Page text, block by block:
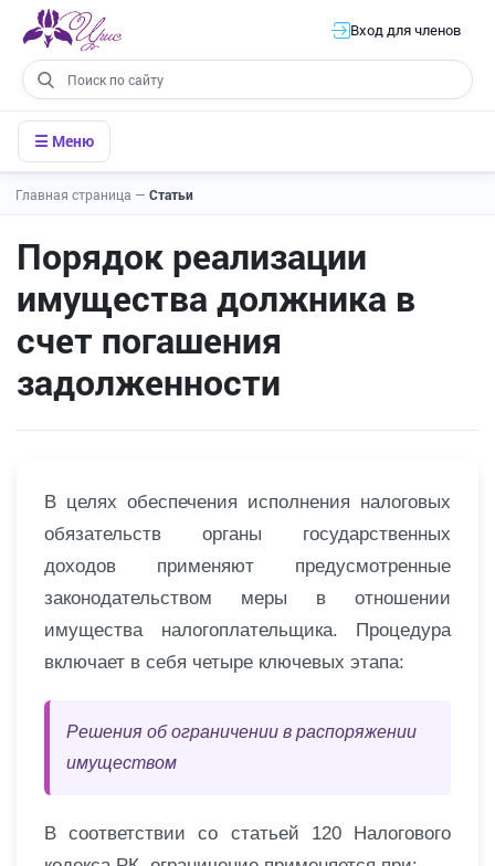
Вход для членов
☰ Меню
Главная страница — Статьи
Порядок реализации
имущества должника в
счет погашения
задолженности
В целях обеспечения исполнения налоговых
обязательств органы государственных
доходов применяют предусмотренные
законодательством меры в отношении
имущества налогоплательщика. Процедура
включает в себя четыре ключевых этапа:
Решения об ограничении в распоряжении
имуществом
В соответствии со статьей 120 Налогового